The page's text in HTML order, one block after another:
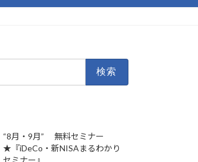
“8月・9月” 無料セミナー
★『iDeCo・新NISAまるわかり